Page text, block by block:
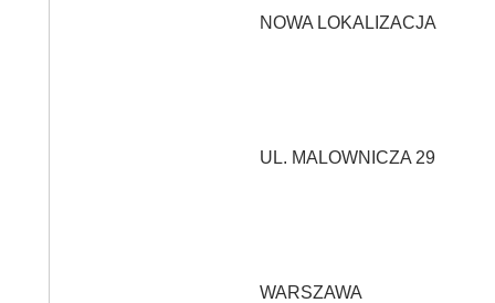
NOWA LOKALIZACJA
UL. MALOWNICZA 29
WARSZAWA